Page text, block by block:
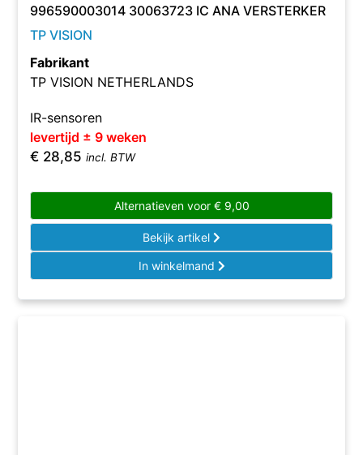
996590003014 30063723 IC ANA VERSTERKER
TP VISION
Fabrikant
TP VISION NETHERLANDS
IR-sensoren
levertijd ± 9 weken
€ 28,85 incl. BTW
Alternatieven voor €9,00
Bekijk artikel
In winkelmand